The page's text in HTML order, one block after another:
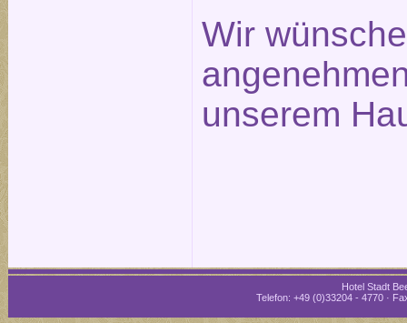
Wir
unserem
Hotel Stadt
Telefon: +49 (0)33204 - 4770 ·